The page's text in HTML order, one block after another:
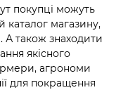
покупці можуть
каталог магазину,
А також знаходити
якісного
агрономи
для покращення